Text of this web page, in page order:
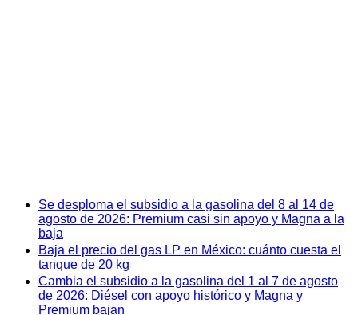
Se desploma el subsidio a la gasolina del 8 al 14 de
agosto de 2026: Premium casi sin apoyo y Magna a la
baja
Baja el precio del gas LP en México: cuánto cuesta el
tanque de 20 kg
Cambia el subsidio a la gasolina del 1 al 7 de agosto
de 2026: Diésel con apoyo histórico y Magna y
Premium bajan